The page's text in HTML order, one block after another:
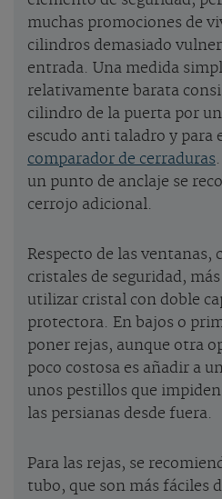
muchas promociones de
cilindros demasiado
entrada. Una medida
relativamente barata
cilindro de la puerta por
escudo anti taladro y para
comparador de cerraduras
un punto de anclaje se
cerrojo adicional.
Respecto de las ventanas,
cristales de seguridad,
utilizar cristal con doble
protectora. En bajos o
poner rejas, aunque otra
poco costosa es añadir a
unos pestillos que
las persianas desde fuera.
Para las rejas, se
tubo, que son más fáciles